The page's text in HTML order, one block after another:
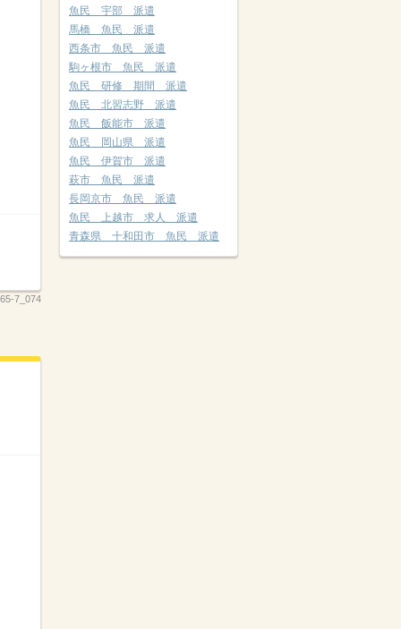
7_074
魚民 宇部 派遣
馬橋 魚民 派遣
西条市 魚民 派遣
駒ヶ根市 魚民 派遣
魚民 研修 期間 派遣
魚民 北習志野 派遣
魚民 飯能市 派遣
魚民 岡山県 派遣
魚民 伊賀市 派遣
萩市 魚民 派遣
長岡京市 魚民 派遣
魚民 上越市 求人 派遣
青森県 十和田市 魚民 派遣